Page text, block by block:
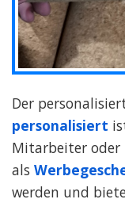
Der
personalisiert
Mitarbeiter oder
als
werden und